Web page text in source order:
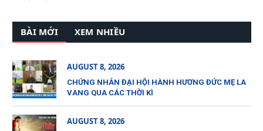
BÀI MỚI XEM NHIỀU
AUGUST 8, 2026
CHỨNG NHÂN ĐẠI HỘI HÀNH HƯƠNG ĐỨC MẸ LA
VANG QUA CÁC THỜI KÌ
AUGUST 8, 2026